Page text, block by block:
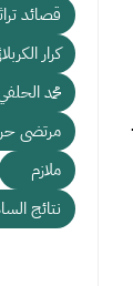
قصائد
كرار
محمد
مرتضى
ملازم
نتائج